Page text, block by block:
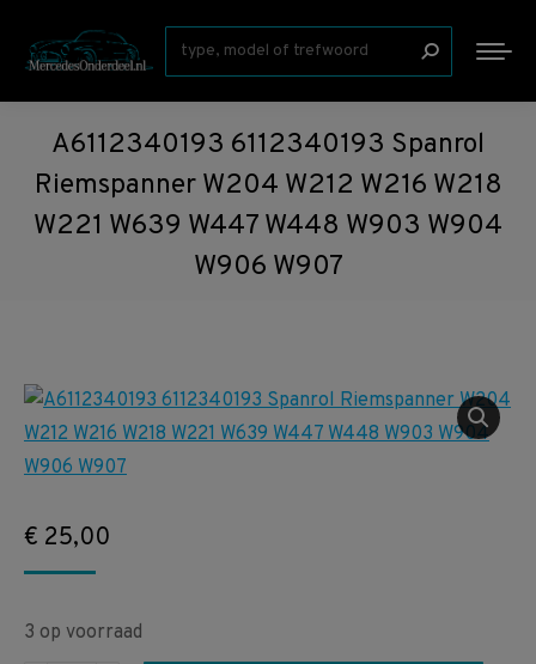
Zoeken:
A6112340193 6112340193 Spanrol
Riemspanner W204 W212 W216 W218
W221 W639 W447 W448 W903 W904
W906 W907
€ 25,00
3 op voorraad